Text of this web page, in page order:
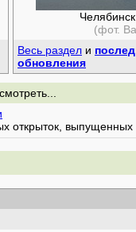
Челябинск
(фот.
Весь раздел и
обновления
открыток,